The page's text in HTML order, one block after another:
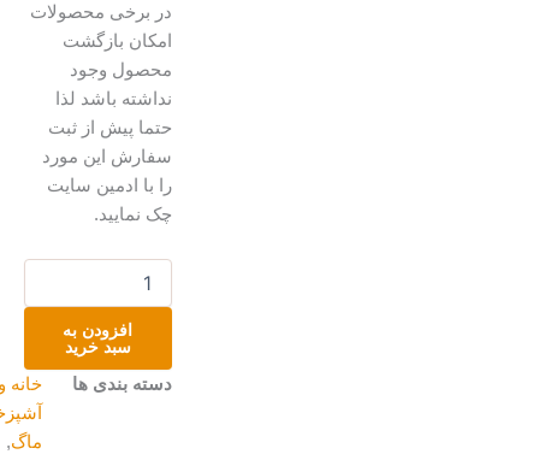
در برخی محصولات
امکان بازگشت
محصول وجود
نداشته باشد لذا
حتما پیش از ثبت
سفارش این مورد
را با ادمین سایت
چک نمایید.
دست‌ساز
افزودن به
سبد خرید
دسته بندی ها
خانه و
آشپزخانه ,
,